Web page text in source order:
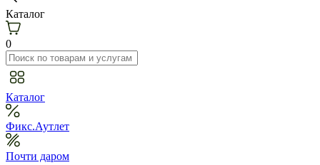
Каталог
0
Каталог
Фикс.Аутлет
Почти даром